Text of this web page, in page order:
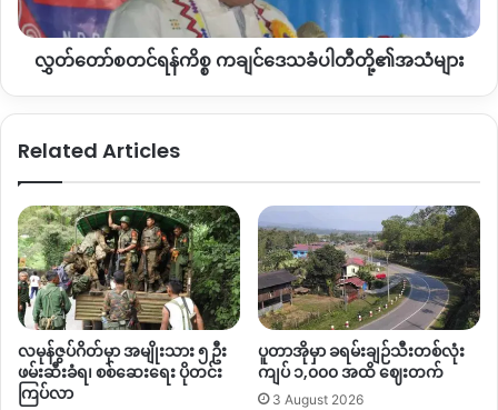
မြစ်ကြီးနားတွင် လူဦးရေ ထူထပ်သိပ်သည်းစွာခိုလှုံနေသော စစ်
ရှောင်စခန်းများစွာရှိသည့်အနက် ယခု ပလန စစ်ရှောင်စခန်းသည်
Copy URL
တို့၏အသံ
များ
လွှတ်တော်စတင်ရန်ကိစ္စ ကချင်ဒေသခံပါတီတို့၏အသံများ
Related Articles
လမုန်ဇွပ်ဂိတ်မှာ အမျိုးသား ၅ ဦး
ဖမ်းဆီးခံရ၊ စစ်ဆေးရေး ပိုတင်း
ကြပ်လာ
ပူတာအိုမှာ ခရမ်းချဉ်သီးတစ်လုံး
ကျပ် ၁,၀၀၀ အထိ ဈေးတက်
3 August 2026